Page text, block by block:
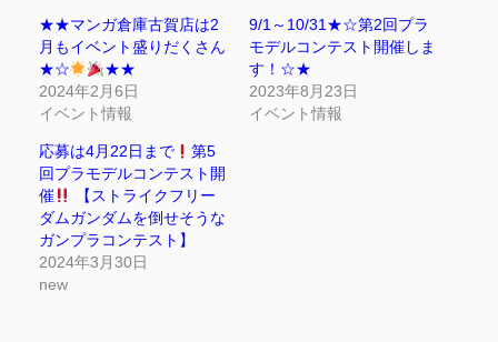
★★マンガ倉庫古賀店は2
月もイベント盛りだくさん
★☆
★★
2024年2月6日
イベント情報
9/1～10/31★☆第2回プラ
モデルコンテスト開催しま
す！☆★
2023年8月23日
イベント情報
応募は4月22日まで
第5
回プラモデルコンテスト開
催
【ストライクフリー
ダムガンダムを倒せそうな
ガンプラコンテスト】
2024年3月30日
new